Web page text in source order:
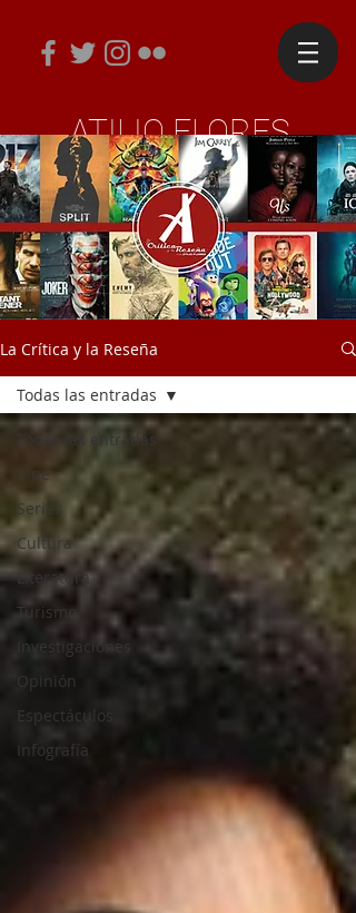
ATILIO FLORES
Periodista y Diseñador Editorial
La Crítica y la Reseña
Todas las entradas
Cine
Series
Cultura
Literatura
Turismo
Investigaciones
Opinión
Espectáculos
Infografía
Todas las entradas